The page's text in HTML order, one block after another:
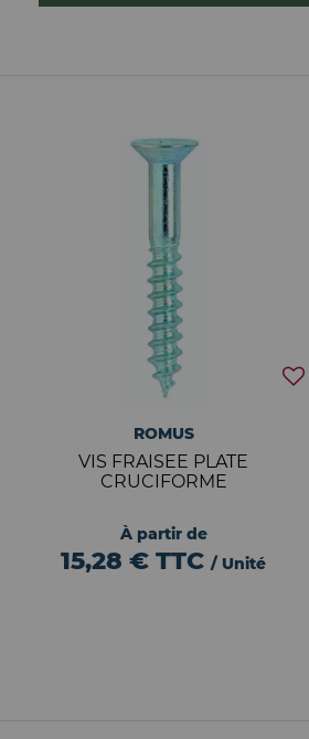
ROMUS
VIS FRAISEE PLATE
CRUCIFORME
À partir de
15,28 €TTC / Unité